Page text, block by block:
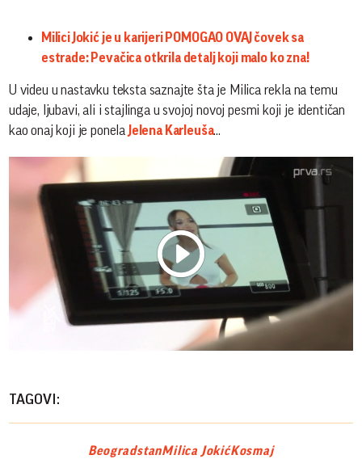
Milici Jokić je u karijeri POMOGAO OVAJ čovek sa
estrade: Pevačica otkrila detalj koji malo ko zna!
U videu u nastavku teksta saznajte šta je Milica rekla na temu
udaje, ljubavi, ali i stajlinga u svojoj novoj pesmi koji je identičan
kao onaj koji je ponela Jelena Karleuša...
Play
TAGOVI:
BeogradstanMilica JokićKosmaj